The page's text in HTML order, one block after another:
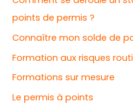
points de permis ?
Connaître mon solde de
Formation aux risques
Formations sur mesure
Le permis à points